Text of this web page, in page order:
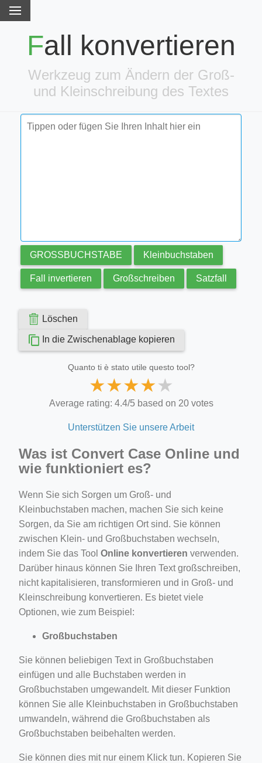
crew-neck-navy-blue/
work?lat=37.49813&lng=127.0284&zoom=16
shredder-plant-equipment/scrap-shredder-fabrication
Fall konvertieren
Werkzeug zum Ändern der Groß-
und Kleinschreibung des Textes
GROSSBUCHSTABE Kleinbuchstaben
Fall invertieren Großschreiben Satzfall
Löschen
In die Zwischenablage kopieren
Quanto ti è stato utile questo tool?
★★★★★
Average rating: 4.4/5 based on 20 votes
Unterstützen Sie unsere Arbeit
Was ist Convert Case Online und
wie funktioniert es?
Wenn Sie sich Sorgen um Groß- und
Kleinbuchstaben machen, machen Sie sich keine
Sorgen, da Sie am richtigen Ort sind. Sie können
zwischen Klein- und Großbuchstaben wechseln,
indem Sie das Tool Online konvertieren verwenden.
Darüber hinaus können Sie Ihren Text großschreiben,
nicht kapitalisieren, transformieren und in Groß- und
Kleinschreibung konvertieren. Es bietet viele
Optionen, wie zum Beispiel:
Großbuchstaben
Sie können beliebigen Text in Großbuchstaben
einfügen und alle Buchstaben werden in
Großbuchstaben umgewandelt. Mit dieser Funktion
können Sie alle Kleinbuchstaben in Großbuchstaben
umwandeln, während die Großbuchstaben als
Großbuchstaben beibehalten werden.
Sie können dies mit nur einem Klick tun. Kopieren Sie